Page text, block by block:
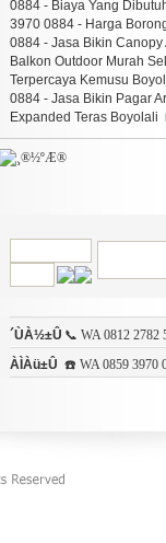
´ÙÀ½±Û 📞 WA 0812 2782
ÀÌÀü±Û ☎️ WA 0859 3970